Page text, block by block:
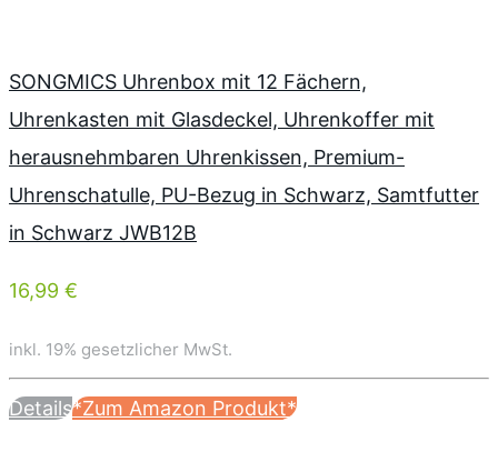
SONGMICS Uhrenbox mit 12 Fächern,
Uhrenkasten mit Glasdeckel, Uhrenkoffer mit
herausnehmbaren Uhrenkissen, Premium-
Uhrenschatulle, PU-Bezug in Schwarz, Samtfutter
in Schwarz JWB12B
16,99 €
inkl. 19% gesetzlicher MwSt.
Details*Zum Amazon Produkt*